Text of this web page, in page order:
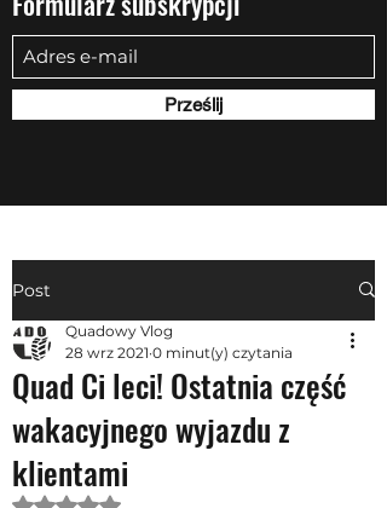
Prześlij
Post
Quad Ci leci! Ostatnia część
wakacyjnego wyjazdu z
klientami
Quadowy Vlog
28 wrz 2021 0 minut(y) czytania